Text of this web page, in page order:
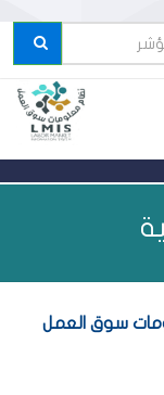
سوق العمل